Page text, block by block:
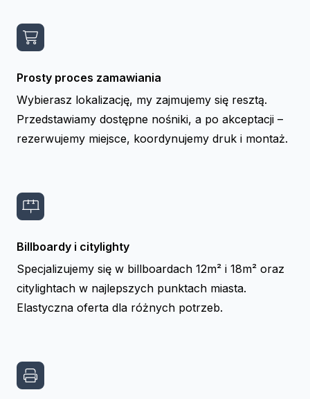
Prosty proces zamawiania
Wybierasz lokalizację, my zajmujemy się resztą.
Przedstawiamy dostępne nośniki, a po akceptacji –
rezerwujemy miejsce, koordynujemy druk i montaż.
Billboardy i citylighty
Specjalizujemy się w billboardach 12m² i 18m² oraz
citylightach w najlepszych punktach miasta.
Elastyczna oferta dla różnych potrzeb.